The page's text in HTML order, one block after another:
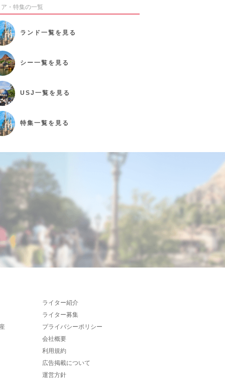
・特集の一覧
ランド 一覧を見る
シー一覧を見る
USJ 一覧を見る
特集一覧を見る
ライター紹介
ライター募集
プライバシーポリシー
会社概要
利用規約
広告掲載について
運営方針